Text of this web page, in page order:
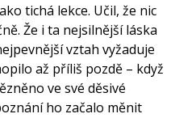
tichá lekce. Učil, že nic
Že i ta nejsilnější láska
vztah vyžaduje
až příliš pozdě – když
ve své děsivé
ho začalo měnit